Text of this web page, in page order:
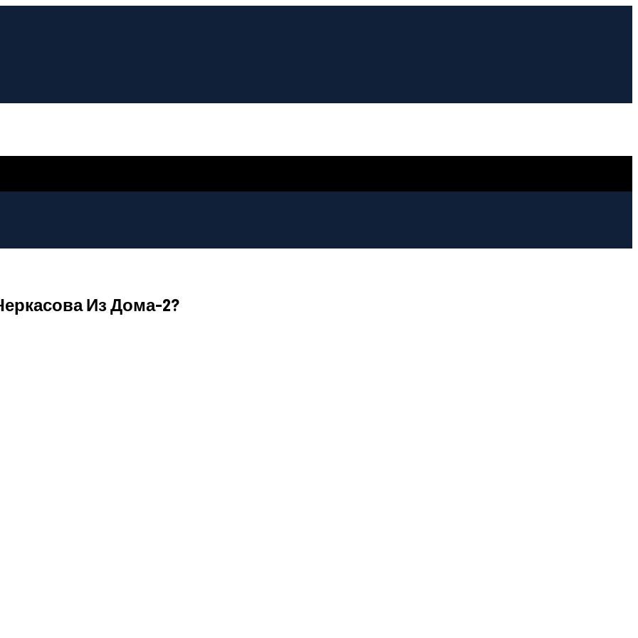
Соблюдения Диеты По Дюкану
Похудения На Неделю И Месяц
Гастрите, Правила Диеты И Примерное Меню
Диета 2468, Меню На Каждый День И Отзывы
Деле, И Как С Ней Справиться Быстро И Безболезненно?
Продавать Что Угодно
С Помощью Психологических Тестов?
Из Дома-2?